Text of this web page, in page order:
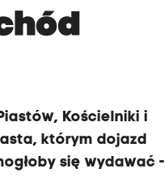
Kościelniki i
którym dojazd
się wydawać -